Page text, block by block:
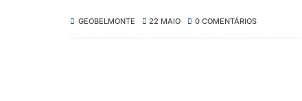
GEOBELMONTE 22 MAIO 0 COMENTÁRIOS